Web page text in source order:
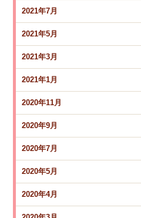
2021年7月
2021年5月
2021年3月
2021年1月
2020年11月
2020年9月
2020年7月
2020年5月
2020年4月